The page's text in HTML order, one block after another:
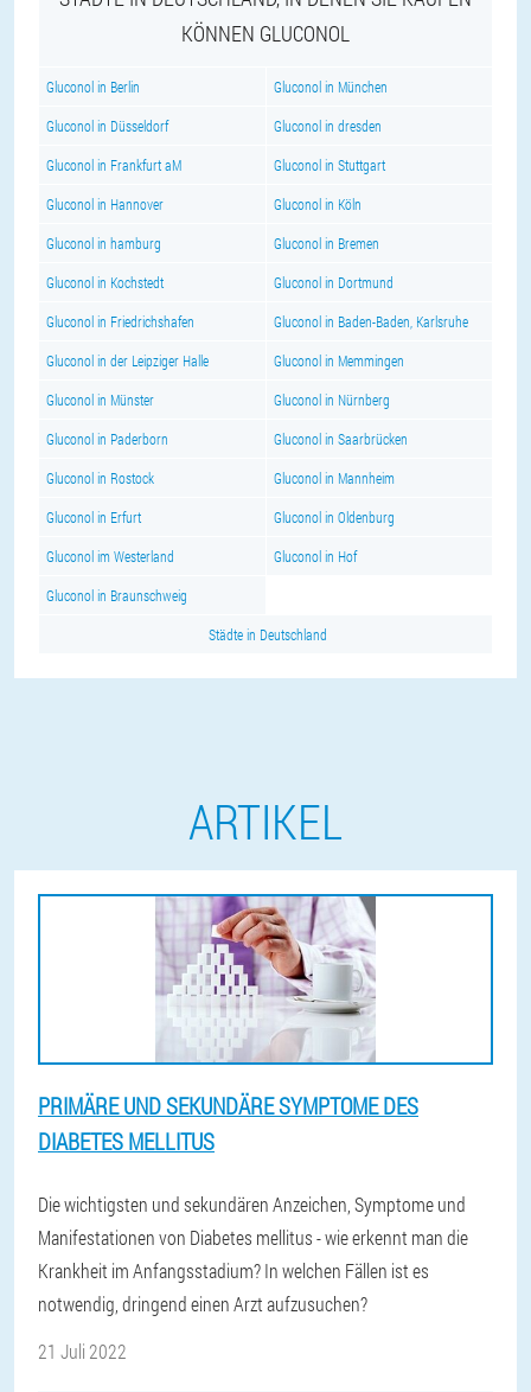
KÖNNEN GLUCONOL
Gluconol in Berlin Gluconol in München
Gluconol in Düsseldorf Gluconol in dresden
Gluconol in Frankfurt aM Gluconol in Stuttgart
Gluconol in Hannover Gluconol in Köln
Gluconol in hamburg Gluconol in Bremen
Gluconol in Kochstedt Gluconol in Dortmund
Gluconol in Friedrichshafen Gluconol in Baden-Baden, Karlsruhe
Gluconol in der Leipziger Halle Gluconol in Memmingen
Gluconol in Münster Gluconol in Nürnberg
Gluconol in Paderborn Gluconol in Saarbrücken
Gluconol in Rostock Gluconol in Mannheim
Gluconol in Erfurt Gluconol in Oldenburg
Gluconol im Westerland Gluconol in Hof
Gluconol in Braunschweig
Städte in Deutschland
ARTIKEL
PRIMÄRE UND SEKUNDÄRE SYMPTOME DES
DIABETES MELLITUS
Die wichtigsten und sekundären Anzeichen, Symptome und
Manifestationen von Diabetes mellitus - wie erkennt man die
Krankheit im Anfangsstadium? In welchen Fällen ist es
notwendig, dringend einen Arzt aufzusuchen?
21 Juli 2022